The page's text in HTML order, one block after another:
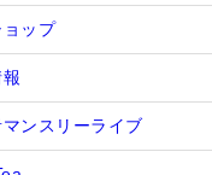
ップ
ンスリーライブ